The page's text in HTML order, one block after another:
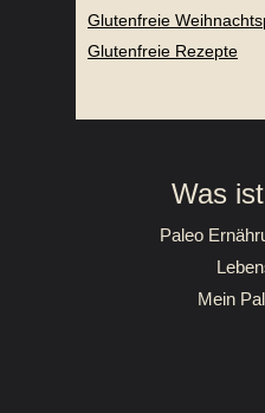
Glutenfreie
Glutenfreie Rezepte
Was
Paleo
Mein